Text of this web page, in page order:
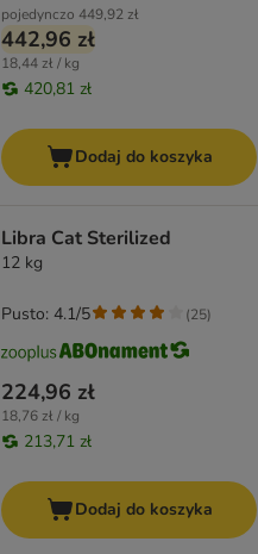
pojedynczo 449,92 zł
442,96 zł
18,44 zł / kg
420,81 zł
Dodaj do koszyka
Libra Cat Sterilized
12 kg
224,96 zł
18,76 zł / kg
213,71 zł
Pusto: 4.1/5 (25)
Dodaj do koszyka